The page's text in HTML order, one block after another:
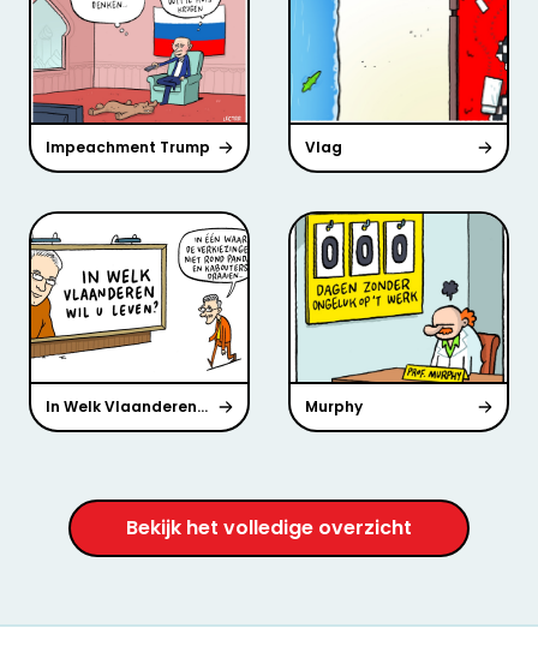
Impeachment Trump Vlag
In Welk Vlaanderen... Murphy
Bekijk het volledige overzicht